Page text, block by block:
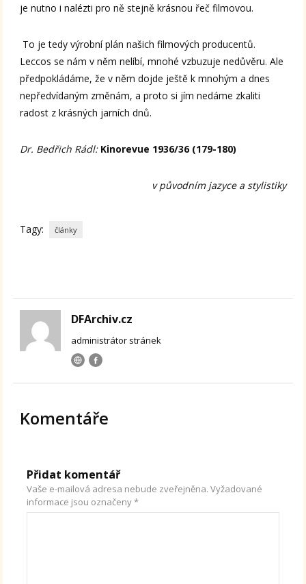
je nutno i nalézti pro ně stejně krásnou řeč filmovou.
To je tedy výrobní plán našich filmových producentů.
Leccos se nám v něm nelíbí, mnohé vzbuzuje nedůvěru. Ale
předpokládáme, že v něm dojde ještě k mnohým a dnes
nepředvídaným změnám, a proto si jím nedáme zkaliti
radost z krásných jarních dnů.
Dr. Bedřich Rádl:Kinorevue 1936/36 (179-180)
v původním jazyce a stylistiky
Tagy: články
DFArchiv.cz
administrátor stránek
Komentáře
Přidat komentář
Vaše e-mailová adresa nebude zveřejněna. Vyžadované
informace jsou označeny*